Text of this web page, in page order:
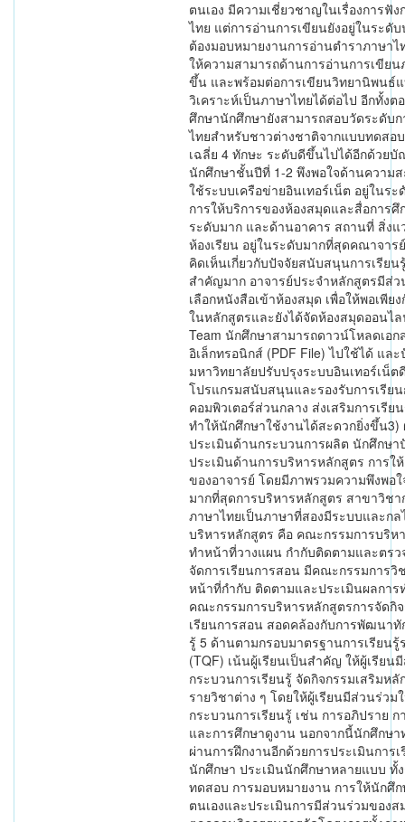
ตนเอง มีความเชี่ยวชาญในเรื่องการฟั
ไทย แต่การอ่านการเขียนยังอยู่ในระดั
ต้องมอบหมายงานการอ่านตำราภาษาไ
ให้ความสามารถด้านการอ่านการเขียน
ขึ้น และพร้อมต่อการเขียนวิทยานิพนธ์
วิเคราะห์เป็นภาษาไทยได้ต่อไป อีกทั้งต
ศึกษานักศึกษายังสามารถสอบวัดระดับ
ไทยสำหรับชาวต่างชาติจากแบบทดสอ
เฉลี่ย 4 ทักษะ ระดับดีขึ้นไปได้อีกด้วย
นักศึกษาชั้นปีที่ 1-2 พึงพอใจด้านความ
ใช้ระบบเครือข่ายอินเทอร์เน็ต อยู่ในร
การให้บริการของห้องสมุดและสื่อการศึ
ระดับมาก และด้านอาคาร สถานที่ สิ่ง
ห้องเรียน อยู่ในระดับมากที่สุดคณาจาร
คิดเห็นเกี่ยวกับปัจจัยสนับสนุนการเรียน
สำคัญมาก อาจารย์ประจำหลักสูตรมีส่
เลือกหนังสือเข้าห้องสมุด เพื่อให้พอเพีย
ในหลักสูตรและยังได้จัดห้องสมุดออนไ
Team นักศึกษาสามารถดาวน์โหลดเอก
อิเล็กทรอนิกส์ (PDF File) ไปใช้ได้ แล
มหาวิทยาลัยปรับปรุงระบบอินเทอร์เน็
โปรแกรมสนับสนุนและรองรับการเรีย
คอมพิวเตอร์ส่วนกลาง ส่งเสริมการเรีย
ทำให้นักศึกษาใช้งานได้สะดวกยิ่งขึ้น3)
ประเมินด้านกระบวนการผลิต นักศึกษา
ประเมินด้านการบริหารหลักสูตร การใ
ของอาจารย์ โดยมีภาพรวมความพึงพอ
มากที่สุดการบริหารหลักสูตร สาขาวิชา
ภาษาไทยเป็นภาษาที่สองมีระบบและกล
บริหารหลักสูตร คือ คณะกรรมการบริห
ทำหน้าที่วางแผน กำกับติดตามและตรว
จัดการเรียนการสอน มีคณะกรรมการวิ
หน้าที่กำกับ ติดตามและประเมินผลการ
คณะกรรมการบริหารหลักสูตรการจัดกิ
เรียนการสอน สอดคล้องกับการพัฒนาทั
รู้ 5 ด้านตามกรอบมาตรฐานการเรียน
(TQF) เน้นผู้เรียนเป็นสำคัญ ให้ผู้เรียน
กระบวนการเรียนรู้ จัดกิจกรรมเสริมห
รายวิชาต่าง ๆ โดยให้ผู้เรียนมีส่วนร่วม
กระบวนการเรียนรู้ เช่น การอภิปราย
และการศึกษาดูงาน นอกจากนี้นักศึกษา
ผ่านการฝึกงานอีกด้วยการประเมินการ
นักศึกษา ประเมินนักศึกษาหลายแบบ ทั้
ทดสอบ การมอบหมายงาน การให้นักศึ
ตนเองและประเมินการมีส่วนร่วมของ